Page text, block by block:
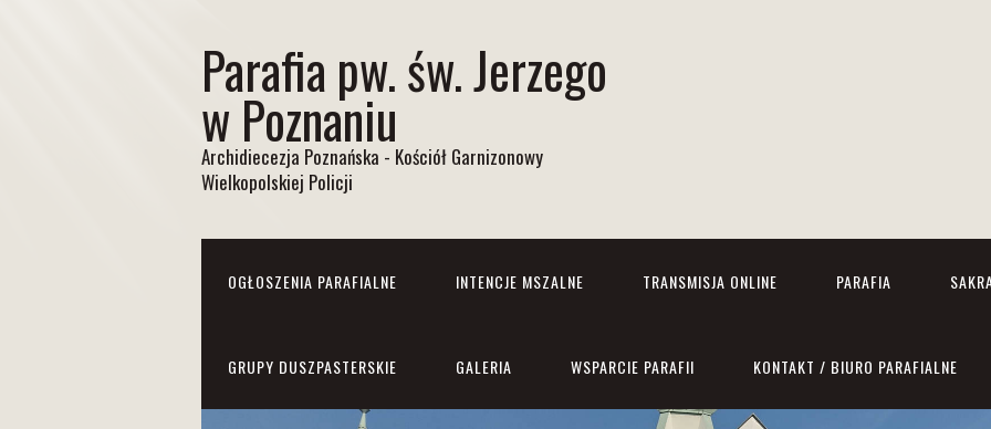
Parafia pw. św. Jerzego
w Poznaniu
Archidiecezja Poznańska - Kościół Garnizonowy
Wielkopolskiej Policji
OGŁOSZENIA PARAFIALNE INTENCJE MSZALNE TRANSMISJA ONLINE PARAFIA
GRUPY DUSZPASTERSKIE GALERIA WSPARCIE PARAFII KONTAKT / BIURO PARAFIALNE